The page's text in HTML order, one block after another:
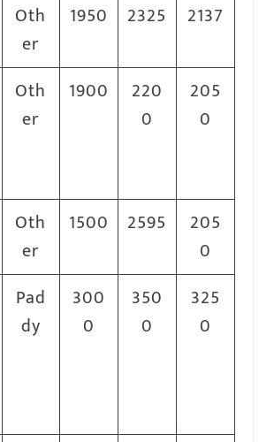
Oth
er
1950 2325 2137
Oth
er
1900
220
0
205
0
Oth
er
1500 2595
205
0
Pad
dy
300
0
350
0
325
0